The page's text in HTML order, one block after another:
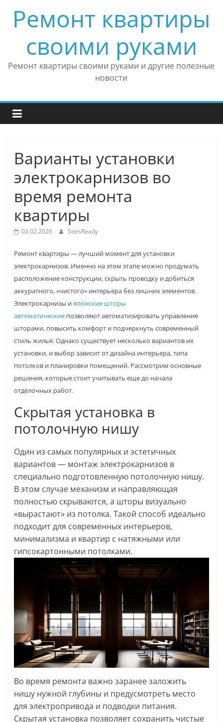
contentРемонт квартиры
своими руками
Ремонт квартиры своими руками и другие полезные
новости
Варианты установки
электрокарнизов во
время ремонта
квартиры
03.02.2026 SitesReady
Ремонт квартиры — лучший момент для установки
электрокарнизов. Именно на этом этапе можно продумать
расположение конструкции, скрыть проводку и добиться
аккуратного, «чистого» интерьера без лишних элементов.
Электрокарнизы ияпонские шторы
автоматические позволяют автоматизировать управление
шторами, повысить комфорт и подчеркнуть современный
стиль жилья. Однако существует несколько вариантов их
установки, и выбор зависит от дизайна интерьера, типа
потолков и планировки помещений. Рассмотрим основные
решения, которые стоит учитывать еще до начала
отделочных работ.
Скрытая установка в
потолочную нишу
Один из самых популярных и эстетичных
вариантов — монтаж электрокарнизов в
специально подготовленную потолочную нишу.
В этом случае механизм и направляющая
полностью скрываются, а шторы визуально
«вырастают» из потолка. Такой способ идеально
подходит для современных интерьеров,
минимализма и квартир с натяжными или
гипсокартонными потолками.
Во время ремонта важно заранее заложить
нишу нужной глубины и предусмотреть место
для электропривода и подводки питания.
Скрытая установка позволяет сохранить чистые